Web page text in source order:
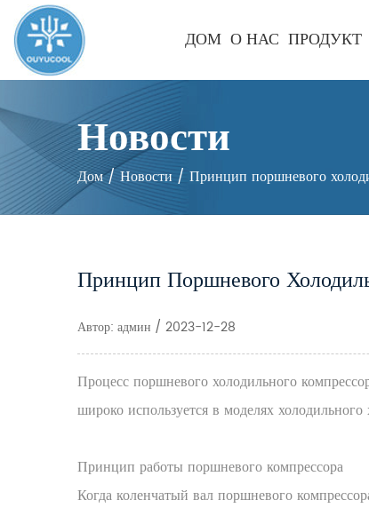
ДОМ О НАС ПРОДУКТ
Новости
Дом/Новости / Принцип поршневого
Принцип Поршневого
Автор: админ / 2023-12-28
Процесс поршневого холодильного
широко используется в моделях
Принцип работы поршневого компрессора
Когда коленчатый вал поршневого